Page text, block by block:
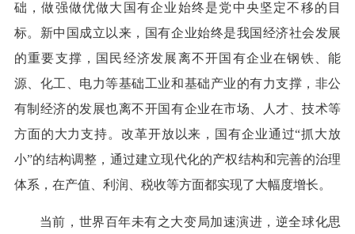
础，做强做优做大国有企业始终是党中央坚定不移的目
标。新中国成立以来，国有企业始终是我国经济社会发展
的重要支撑，国民经济发展离不开国有企业在钢铁、能
源、化工、电力等基础工业和基础产业的有力支撑，非公
有制经济的发展也离不开国有企业在市场、人才、技术等
方面的大力支持。改革开放以来，国有企业通过“抓大放
小”的结构调整，通过建立现代化的产权结构和完善的治理
体系，在产值、利润、税收等方面都实现了大幅度增长。
当前，世界百年未有之大变局加速演进，逆全球化思